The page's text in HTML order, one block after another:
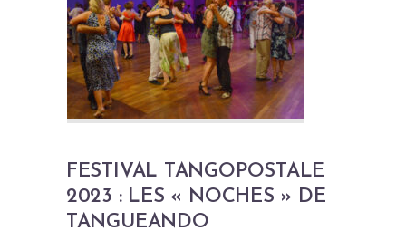
FESTIVAL TANGOPOSTALE
2023 : LES « NOCHES » DE
TANGUEANDO